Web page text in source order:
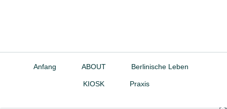
Anfang ABOUT Berlinische Leben
KIOSK Praxis